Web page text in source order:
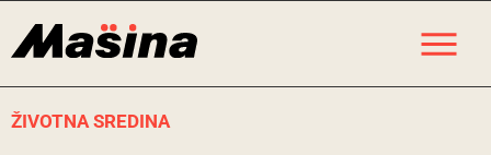
ŽIVOTNA SREDINA